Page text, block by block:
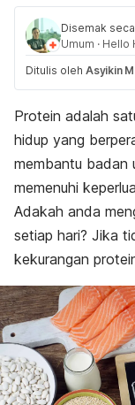
Disemak
Umum · Hello
Ditulis oleh Asyikin
Protein adalah
hidup yang
membantu badan
memenuhi
Adakah anda
setiap hari? Jika
kekurangan